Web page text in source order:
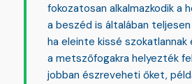
fokozatosan alkalmazkodik a
a beszéd is általában
ha eleinte kissé
a metszőfogakra helyezték
jobban észreveheti őket,